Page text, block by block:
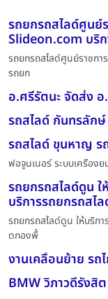
รถยกรถสไลด์ศูนย์
Slideon.com บริ
รถยกรถสไลด์ศูนย์ราชกา
รถยก
อ.ศรีรัตนะ จัดส่ง
รถสไลด์ กันทรลัก
รถสไลด์ ขุนหาญ
ฟอจูนเนอร์ ระบบเครือง
รถยกรถสไลด์ดูน
บริการรถยกรถสไ
รถยกรถสไลด์ดูน ให้บริก
ดกองพื้
งานเคลื่อนย้าย รถ
BMW วิภาวดีรังสิ